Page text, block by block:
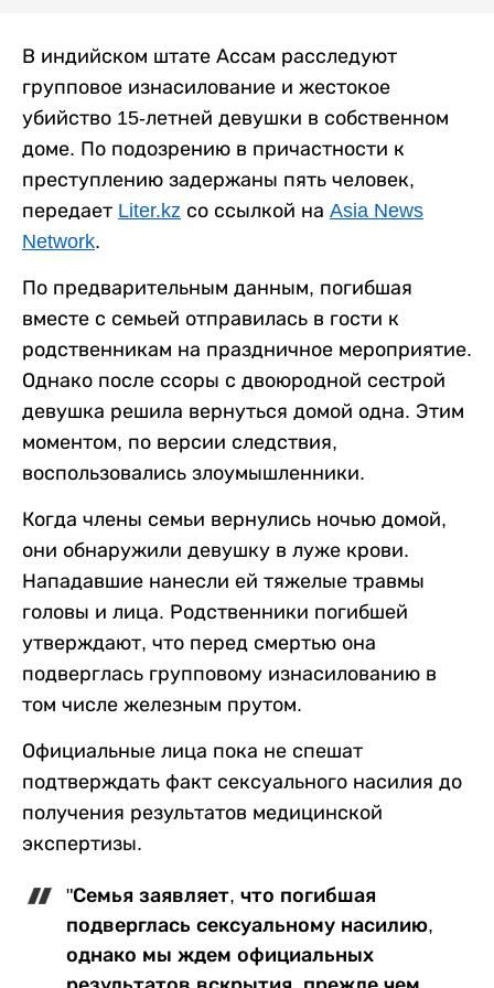
В индийском штате Ассам расследуют
групповое изнасилование и жестокое
убийство 15-летней девушки в собственном
доме. По подозрению в причастности к
преступлению задержаны пять человек,
передает Liter.kz со ссылкой на Asia News
Network.
По предварительным данным, погибшая
вместе с семьей отправилась в гости к
родственникам на праздничное мероприятие.
Однако после ссоры с двоюродной сестрой
девушка решила вернуться домой одна. Этим
моментом, по версии следствия,
воспользовались злоумышленники.
Когда члены семьи вернулись ночью домой,
они обнаружили девушку в луже крови.
Нападавшие нанесли ей тяжелые травмы
головы и лица. Родственники погибшей
утверждают, что перед смертью она
подверглась групповому изнасилованию в
том числе железным прутом.
Официальные лица пока не спешат
подтверждать факт сексуального насилия до
получения результатов медицинской
экспертизы.
"Семья заявляет, что погибшая
подверглась сексуальному насилию,
однако мы ждем официальных